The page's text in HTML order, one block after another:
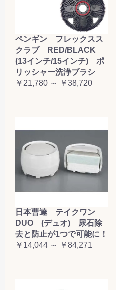
ペンギン フレックスス
クラブ RED/BLACK
(13インチ/15インチ) ポ
リッシャー洗浄ブラシ
￥21,780 ～ ￥38,720
日本曹達 テイクワン
DUO (デュオ) 尿石除
去と防止が1つで可能に！
￥14,044 ～ ￥84,271